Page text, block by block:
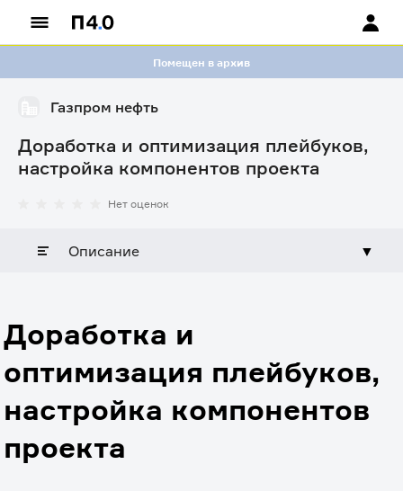
Помещен в архив
Газпром нефть
Доработка и оптимизация плейбуков,
настройка компонентов проекта
Нет оценок
Описание ▼
Доработка и
оптимизация плейбуков,
настройка компонентов
проекта